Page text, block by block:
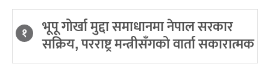
१ भूपू गोर्खा मुद्दा समाधानमा नेपाल सरकार
सक्रिय, परराष्ट्र मन्त्रीसँगको वार्ता सकारात्मक